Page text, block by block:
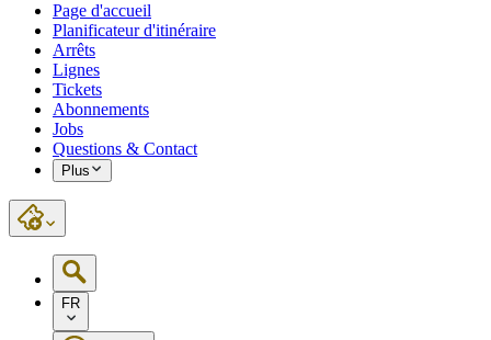
Page d'accueil
Planificateur d'itinéraire
Arrêts
Lignes
Tickets
Abonnements
Jobs
Questions & Contact
Plus
FR